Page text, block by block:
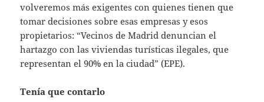
volveremos más exigentes con quienes tienen que
tomar decisiones sobre esas empresas y esos
propietarios: “Vecinos de Madrid denuncian el
hartazgo con las viviendas turísticas ilegales, que
representan el 90% en la ciudad” (EPE).
Tenía que contarlo